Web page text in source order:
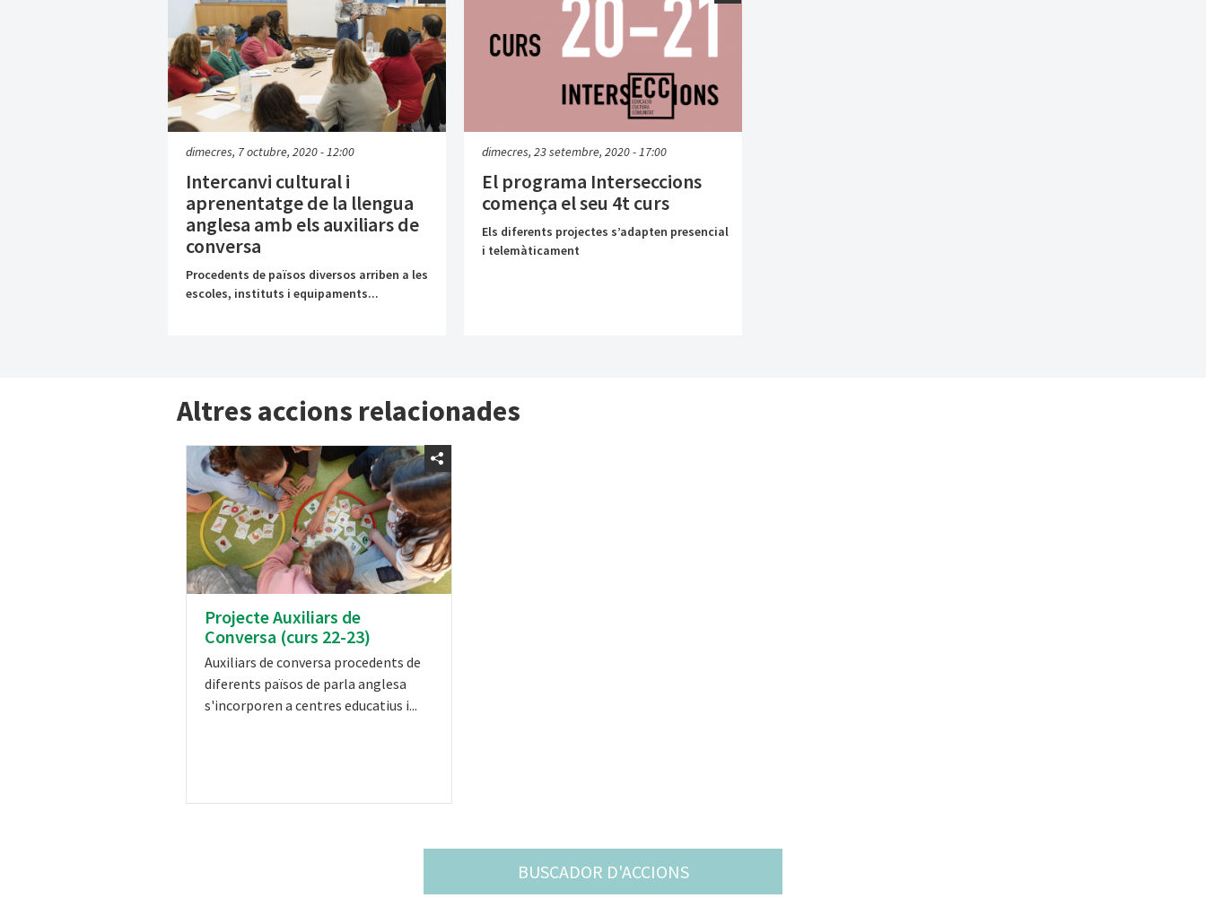
dimecres, 7 octubre, 2020 - 12:00
Intercanvi cultural i
aprenentatge de la llengua
anglesa amb els auxiliars de
conversa
Procedents de països diversos arriben a les
escoles, instituts i equipaments...
dimecres, 23 setembre, 2020 - 17:00
El programa Interseccions
comença el seu 4t curs
Els diferents projectes s’adapten presencial
i telemàticament
Altres accions relacionades
Projecte Auxiliars de
Conversa (curs 22-23)
Auxiliars de conversa procedents de
diferents països de parla anglesa
s'incorporen a centres educatius i...
BUSCADOR D'ACCIONS